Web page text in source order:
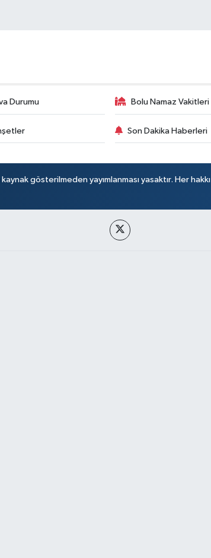
Durumu Bolu Namaz Vakitleri
Son Dakika Haberleri
gösterilmeden yayımlanması yasaktır. Her hakkı